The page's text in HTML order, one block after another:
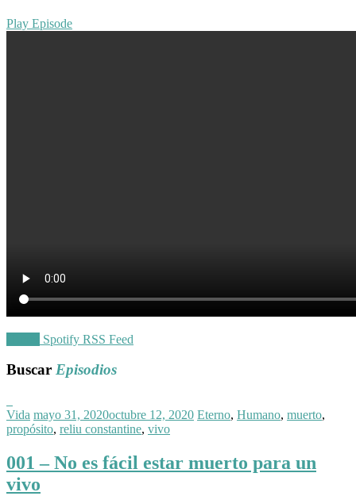
Play Episode
Spotify RSS Feed
Buscar Episodios
Posted
in:
Vida Posted
on
mayo 31, 2020octubre 12, 2020 Posted
Eterno, Humano, muerto,
propósito, reliu constantine, vivo
001 – No es fácil estar muerto para un
vivo